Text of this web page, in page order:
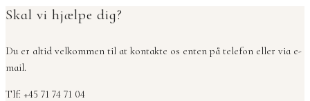
Skal vi hjælpe dig?
Du er altid velkommen til at kontakte os enten på telefon eller via e-
mail.
Tlf: +45 71 74 71 04